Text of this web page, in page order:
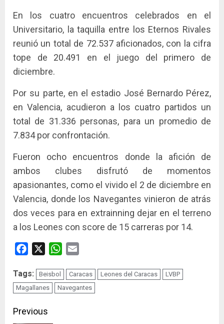
En los cuatro encuentros celebrados en el
Universitario, la taquilla entre los Eternos Rivales
reunió un total de 72.537 aficionados, con la cifra
tope de 20.491 en el juego del primero de
diciembre.
Por su parte, en el estadio José Bernardo Pérez,
en Valencia, acudieron a los cuatro partidos un
total de 31.336 personas, para un promedio de
7.834 por confrontación.
Fueron ocho encuentros donde la afición de
ambos clubes disfrutó de momentos
apasionantes, como el vivido el 2 de diciembre en
Valencia, donde los Navegantes vinieron de atrás
dos veces para en extrainning dejar en el terreno
a los Leones con score de 15 carreras por 14.
Facebook WhatsApp
Tags: Beisbol Caracas Leones del Caracas
LVBP
Magallanes
Navegantes
Continue
Previous